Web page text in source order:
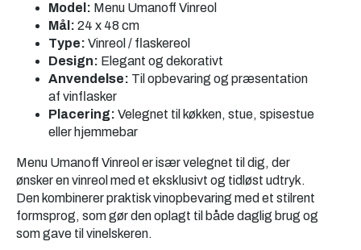
Model: Menu Umanoff Vinreol
Mål: 24 x 48 cm
Type: Vinreol / flaskereol
Design: Elegant og dekorativt
Anvendelse: Til opbevaring og præsentation
af vinflasker
Placering: Velegnet til køkken, stue, spisestue
eller hjemmebar
Menu Umanoff Vinreol er især velegnet til dig, der
ønsker en vinreol med et eksklusivt og tidløst udtryk.
Den kombinerer praktisk vinopbevaring med et stilrent
formsprog, som gør den oplagt til både daglig brug og
som gave til vinelskeren.